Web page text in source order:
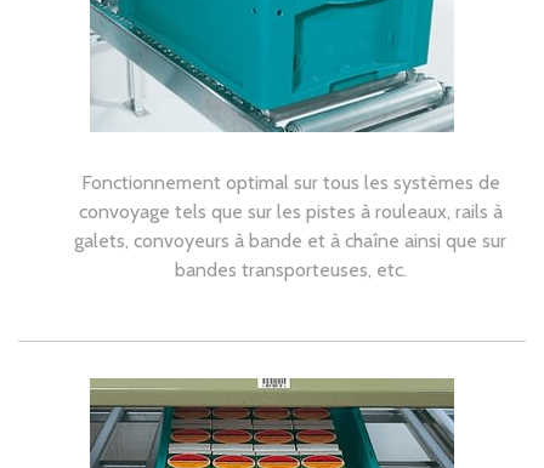
Fonctionnement optimal sur tous les systèmes de
convoyage tels que sur les pistes à rouleaux, rails à
galets, convoyeurs à bande et à chaîne ainsi que sur
bandes transporteuses, etc.